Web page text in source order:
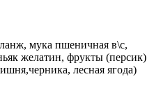
мука пшеничная в\с,
желатин, фрукты (персик)
лесная ягода)